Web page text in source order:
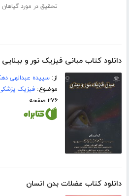
تحقیق در مورد گیاهان
دانلود کتاب مبانی فیزیک نور و بینایی
از:سپیده عبدالهی
موضوع:فیزیک
۲۷۶ صفحه
دانلود کتاب عضلات بدن انسان